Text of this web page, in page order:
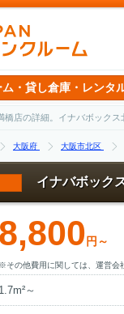
ム・貸し倉庫・レンタ
橋店の詳細。イナバボック
大阪府 大阪市北区
イナバボック
8,800 円～
※その他費用に関しては、運営会
1.7m²～